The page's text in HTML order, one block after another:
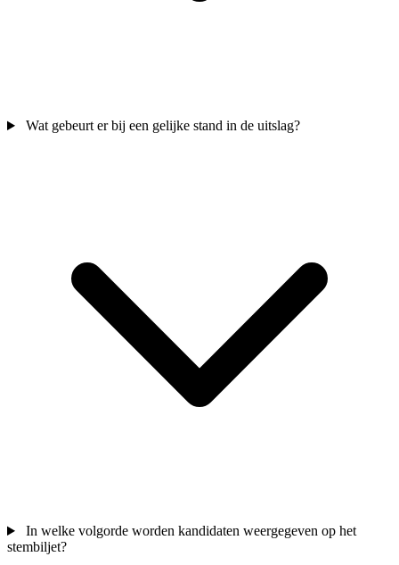
Wat gebeurt er bij een gelijke stand in de uitslag?
In welke volgorde worden kandidaten weergegeven op het
stembiljet?